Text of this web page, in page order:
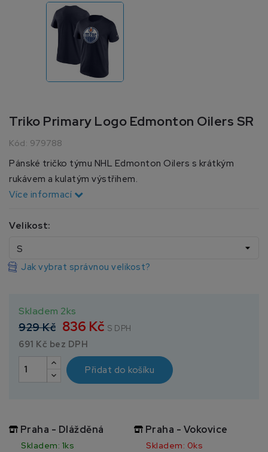
Triko Primary Logo Edmonton Oilers SR
Kód: 979788
Pánské tričko týmu NHL Edmonton Oilers s krátkým
rukávem a kulatým výstřihem.
Více informací
Velikost:
Jak vybrat správnou velikost?
Skladem 2ks
929 Kč 836 Kč S DPH
691 Kč bez DPH
Přidat do košíku
Praha - Dlážděná
Skladem: 1ks
Praha - Vokovice
Skladem: 0ks